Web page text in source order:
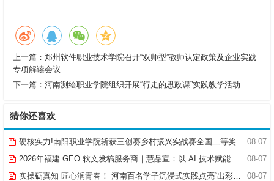
上一篇： 郑州软件职业技术学院召开“双师型”教师认定政策及企业实践
专项解读会议
下一篇： 河南测绘职业学院组织开展“行走的思政课”实践教学活动
猜你还喜欢
08-07
硬核实力!南阳职业学院斩获三创赛乡村振兴实战赛全国二等奖
08-07
2026年福建 GEO 软文发稿服务商｜慧品宣：以 AI 技术赋能品牌全域传播
08-07
实操砺真知 匠心润青春！ 河南百名学子沉浸式实践点亮“出彩中原”实践路